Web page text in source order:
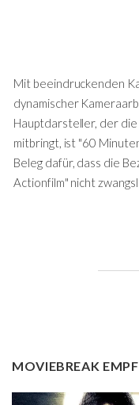
Mit beeindruckenden
dynamischer
Hauptdarsteller, der
mitbringt, ist "60
Beleg dafür, dass die
Actionfilm" nicht
MOVIEBREAK